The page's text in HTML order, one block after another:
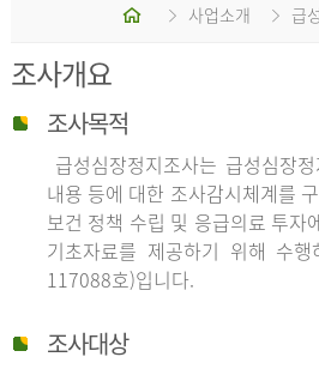
홈 사업소개 급
조사개요
조사목적
급성심장정지조사는 급성심장
내용 등에 대한 조사감시체계를
보건 정책 수립 및 응급의료 투자
기초자료를 제공하기 위해 수행
117088호)입니다.
조사대상